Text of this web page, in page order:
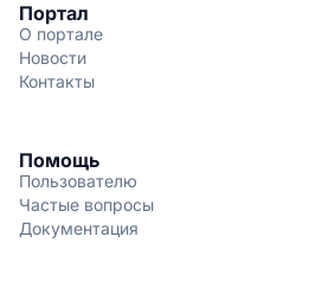
Портал
О портале
Новости
Контакты
Помощь
Пользователю
Частые вопросы
Документация